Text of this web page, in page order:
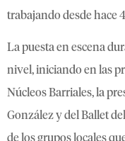
trabajando desde hace
La puesta en escena
nivel, iniciando en las
Núcleos Barriales, la
González y del Ballet
de los grupos locales